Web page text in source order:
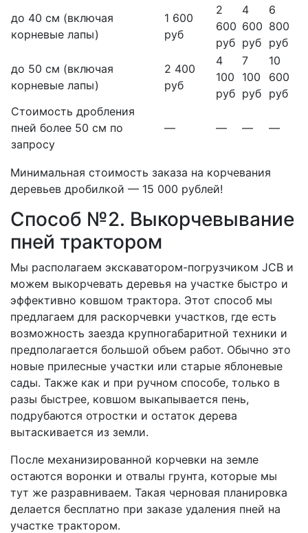
до 40 см (включая
корневые лапы)
1 600
руб
2
600
руб
4
600
руб
6
800
руб
до 50 см (включая
корневые лапы)
2 400
руб
4
100
руб
7
100
руб
10
600
руб
Стоимость дробления
пней более 50 см по
запросу
— — — —
Минимальная стоимость заказа на корчевания
деревьев дробилкой — 15 000 рублей!
Способ №2. Выкорчевывание
пней трактором
Мы располагаем экскаватором-погрузчиком JCB и
можем выкорчевать деревья на участке быстро и
эффективно ковшом трактора. Этот способ мы
предлагаем для раскорчевки участков, где есть
возможность заезда крупногабаритной техники и
предполагается большой объем работ. Обычно это
новые прилесные участки или старые яблоневые
сады. Также как и при ручном способе, только в
разы быстрее, ковшом выкапывается пень,
подрубаются отростки и остаток дерева
вытаскивается из земли.
После механизированной корчевки на земле
остаются воронки и отвалы грунта, которые мы
тут же разравниваем. Такая черновая планировка
делается бесплатно при заказе удаления пней на
участке трактором.